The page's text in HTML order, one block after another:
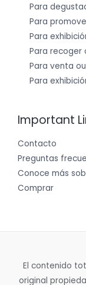
Para
Para
Para
Para recoger
Para venta
Para
Important
Contacto
Preguntas
Conoce más
Comprar
El contenido
original